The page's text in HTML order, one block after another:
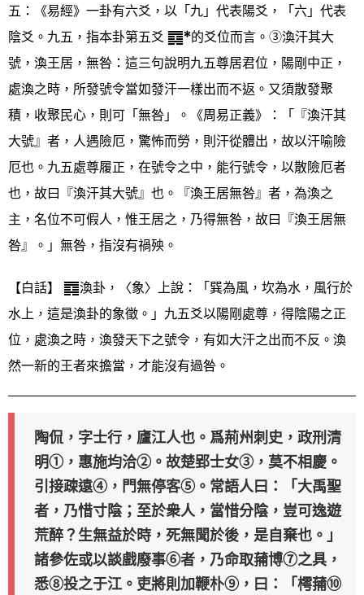
五：《易經》一卦有六爻，以「九」代表陽爻，「六」代表
陰爻。九五，指本卦第五爻
的爻位而言。③渙汗其大
號，渙王居，無咎：這三句說明九五尊居君位，陽剛中正，
處渙之時，所發號令當如發汗一樣出而不返。又須散發聚
積，收聚民心，則可「無咎」。《周易正義》：「『渙汗其
大號』者，人遇險厄，驚怖而勞，則汗從體出，故以汗喻險
厄也。九五處尊履正，在號令之中，能行號令，以散險厄者
也，故曰『渙汗其大號』也。『渙王居無咎』者，為渙之
主，名位不可假人，惟王居之，乃得無咎，故曰『渙王居無
咎』。」無咎，指沒有禍殃。
【白話】
渙卦，〈象〉上說：「巽為風，坎為水，風行於
水上，這是渙卦的象徵。」九五爻以陽剛處尊，得陰陽之正
位，處渙之時，渙發天下之號令，有如大汗之出而不反。渙
然一新的王者來擔當，才能沒有過咎。
陶侃，字士行，廬江人也。爲荊州刺史，政刑清
明①，惠施均洽②。故楚郢士女③，莫不相慶。
引接疎遠④，門無停客⑤。常語人曰：「大禹聖
者，乃惜寸陰；至於衆人，當惜分陰，豈可逸遊
荒醉？生無益於時，死無聞於後，是自棄也。」
諸參佐或以談戲廢事⑥者，乃命取蒱博⑦之具，
悉⑧投之于江。吏將則加鞭朴⑨，曰：「樗蒱⑩